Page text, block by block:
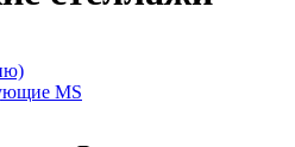
MS